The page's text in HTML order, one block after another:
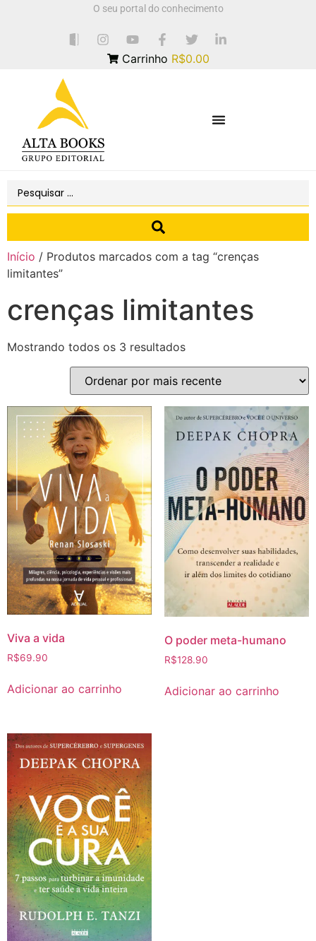
O seu portal do conhecimento
Carrinho R$0.00
Início / Produtos marcados com a tag “crenças
limitantes”
crenças limitantes
Mostrando todos os 3 resultados
Viva a vida
R$69.90
Adicionar ao carrinho
O poder meta-humano
R$128.90
Adicionar ao carrinho